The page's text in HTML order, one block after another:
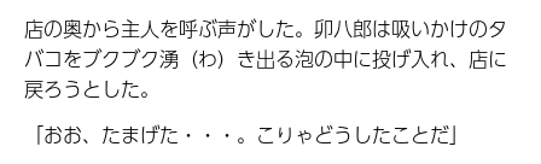
店の奥から主人を呼ぶ声がした。卯八郎は吸いかけのタ
バコをブクブク湧（わ）き出る泡の中に投げ入れ、店に
戻ろうとした。
「おお、たまげた・・・。こりゃどうしたことだ」